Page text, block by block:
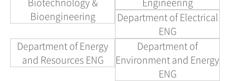
Bioengineering
Department of Electrical
ENG
Department of Energy
and Resources ENG
Department of
Environment and Energy
ENG